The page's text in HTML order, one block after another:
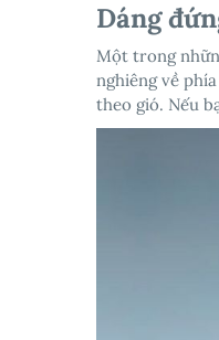
Dáng
Một trong
nghiêng về
theo gió. Nếu